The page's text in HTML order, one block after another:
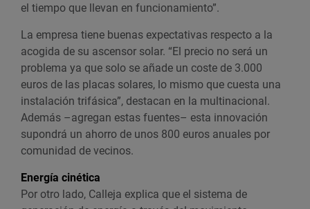
el tiempo que llevan en funcionamiento”.
La empresa tiene buenas expectativas respecto a la
acogida de su ascensor solar. “El precio no será un
problema ya que solo se añade un coste de 3.000
euros de las placas solares, lo mismo que cuesta una
instalación trifásica”, destacan en la multinacional.
Además –agregan estas fuentes– esta innovación
supondrá un ahorro de unos 800 euros anuales por
comunidad de vecinos.
Energía cinética
Por otro lado, Calleja explica que el sistema de